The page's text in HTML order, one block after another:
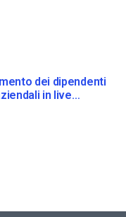
dei dipendenti
in live